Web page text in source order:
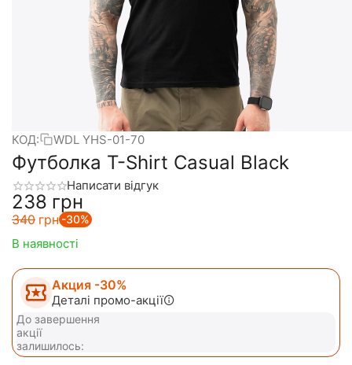
КОД: WDL YHS-01-70
Футболка T-Shirt Casual Black
Написати відгук
‍238‍ грн
‍340‍ грн -30%
В наявності
Акция -30%
Деталі промо-акції
До завершення
акції
залишилось: